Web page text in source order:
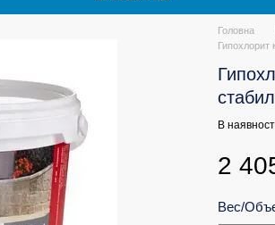
Головна
Гипохлорит
В
2
Вес/